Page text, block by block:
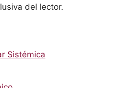
del lector.
Sistémica